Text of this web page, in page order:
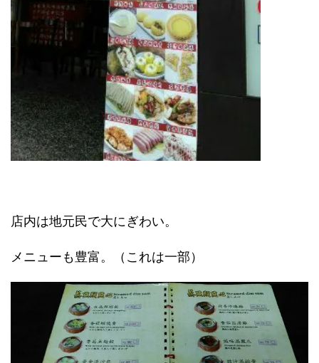
店内は地元民で大にぎわい。
メニューも豊富。（これは一部）